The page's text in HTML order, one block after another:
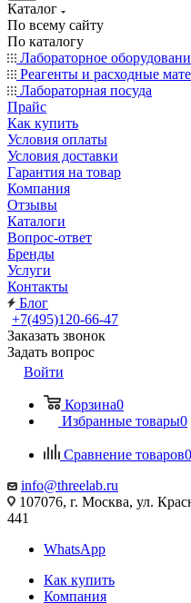
Каталог
По всему сайту
По каталогу
Лабораторное
Реагенты и расходные
Лабораторная посуда
Прайс
Как купить
Условия оплаты
Условия доставки
Гарантия на товар
Компания
Отзывы
Каталоги
Вопрос-ответ
Бренды
Услуги
Контакты
Блог
+7(495)120-66-47
Заказать звонок
Задать вопрос
Войти
Корзина0
Избранные товары0
Сравнение товаров0
info@threelab.ru
107076, г. Москва, ул.
441
WhatsApp
Как купить
Компания